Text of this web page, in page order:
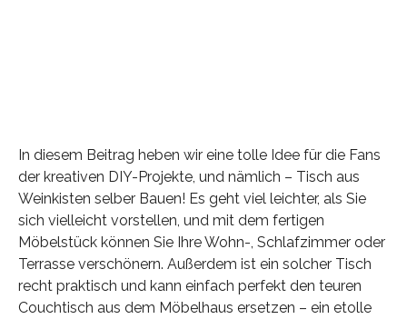
In diesem Beitrag heben wir eine tolle Idee für die Fans
der kreativen DIY-Projekte, und nämlich – Tisch aus
Weinkisten selber Bauen! Es geht viel leichter, als Sie
sich vielleicht vorstellen, und mit dem fertigen
Möbelstück können Sie Ihre Wohn-, Schlafzimmer oder
Terrasse verschönern. Außerdem ist ein solcher Tisch
recht praktisch und kann einfach perfekt den teuren
Couchtisch aus dem Möbelhaus ersetzen – ein etolle